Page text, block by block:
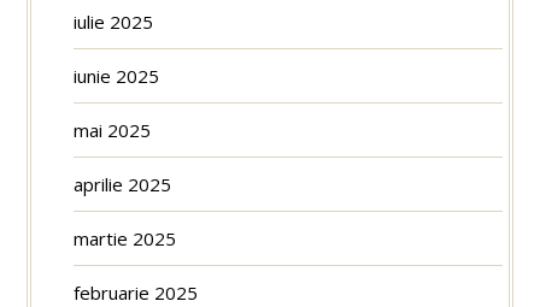
iulie 2025
iunie 2025
mai 2025
aprilie 2025
martie 2025
februarie 2025